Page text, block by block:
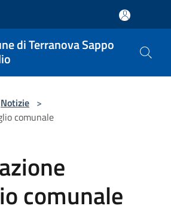
di Terranova Sappo
Notizie >
comunale
comunale